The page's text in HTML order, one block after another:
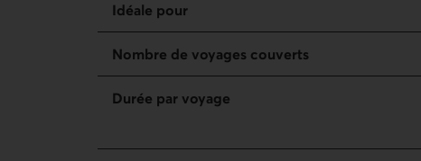
Idéale pour
Nombre de voyages couverts
Durée par voyage